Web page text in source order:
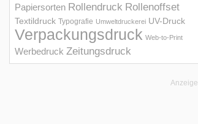
Papiersorten Rollendruck Rollenoffset
Textildruck Typografie Umweltdruckerei UV-Druck
Verpackungsdruck Web-to-Print
Werbedruck Zeitungsdruck
Anzeige